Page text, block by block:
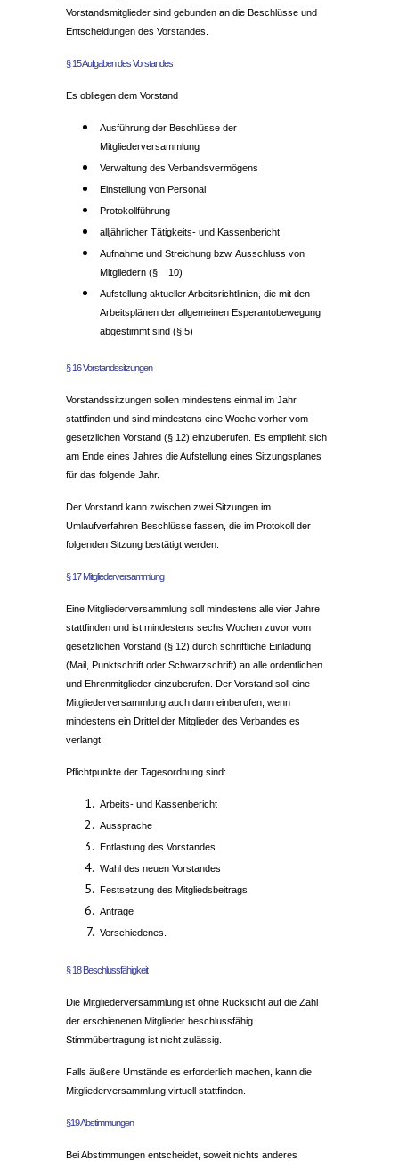
Vorstandsmitglieder sind gebunden an die Beschlüsse und
Entscheidungen des Vorstandes.
§ 15 Aufgaben des Vorstandes
Es obliegen dem Vorstand
Ausführung der Beschlüsse der
Mitgliederversammlung
Verwaltung des Verbandsvermögens
Einstellung von Personal
Protokollführung
alljährlicher Tätigkeits- und Kassenbericht
Aufnahme und Streichung bzw. Ausschluss von
Mitgliedern (§ 10)
Aufstellung aktueller Arbeitsrichtlinien, die mit den
Arbeitsplänen der allgemeinen Esperantobewegung
abgestimmt sind (§ 5)
§ 16 Vorstandssitzungen
Vorstandssitzungen sollen mindestens einmal im Jahr
stattfinden und sind mindestens eine Woche vorher vom
gesetzlichen Vorstand (§ 12) einzuberufen. Es empfiehlt sich
am Ende eines Jahres die Aufstellung eines Sitzungsplanes
für das folgende Jahr.
Der Vorstand kann zwischen zwei Sitzungen im
Umlaufverfahren Beschlüsse fassen, die im Protokoll der
folgenden Sitzung bestätigt werden.
§ 17 Mitgliederversammlung
Eine Mitgliederversammlung soll mindestens alle vier Jahre
stattfinden und ist mindestens sechs Wochen zuvor vom
gesetzlichen Vorstand (§ 12) durch schriftliche Einladung
(Mail, Punktschrift oder Schwarzschrift) an alle ordentlichen
und Ehrenmitglieder einzuberufen. Der Vorstand soll eine
Mitgliederversammlung auch dann einberufen, wenn
mindestens ein Drittel der Mitglieder des Verbandes es
verlangt.
Pflichtpunkte der Tagesordnung sind:
Arbeits- und Kassenbericht
Aussprache
Entlastung des Vorstandes
Wahl des neuen Vorstandes
Festsetzung des Mitgliedsbeitrags
Anträge
Verschiedenes.
§ 18 Beschlussfähigkeit
Die Mitgliederversammlung ist ohne Rücksicht auf die Zahl
der erschienenen Mitglieder beschlussfähig.
Stimmübertragung ist nicht zulässig.
Falls äußere Umstände es erforderlich machen, kann die
Mitgliederversammlung virtuell stattfinden.
§19 Abstimmungen
Bei Abstimmungen entscheidet, soweit nichts anderes